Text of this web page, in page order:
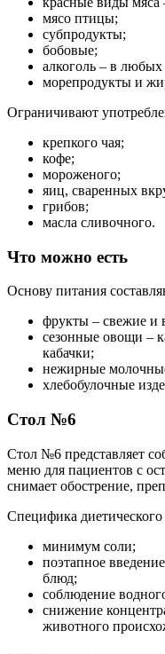
мясо птицы;
субпродукты;
бобовые;
алкоголь – в любых
морепродукты и
Ограничивают
крепкого чая;
кофе;
мороженого;
яиц, сваренных
грибов;
масла сливочного.
Что можно есть
Основу питания
фрукты – свежие и
сезонные овощи –
кабачки;
нежирные
хлебобулочные
Стол №6
Стол №6 представляет
меню для пациентов с
снимает обострение,
Специфика диетического
минимум соли;
поэтапное
блюд;
соблюдение
снижение
животного